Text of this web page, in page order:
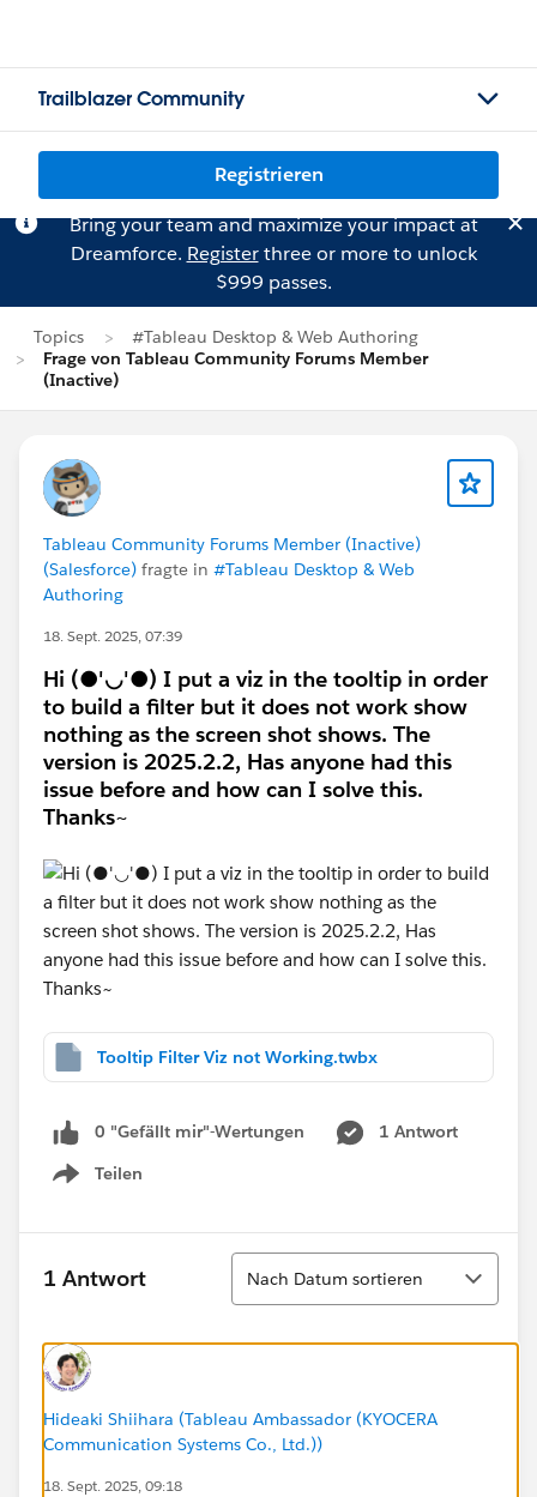
Trailblazer Community
Registrieren
Bring your team and maximize your impact at
Dreamforce. Registerthree or more to unlock
$999 passes.
Topics
#Tableau Desktop & Web Authoring
Frage von Tableau Community Forums Member
(Inactive)
Tableau Community Forums Member (Inactive)
(Salesforce) fragte in #Tableau Desktop & Web
Authoring
18. Sept. 2025, 07:39
Hi (●'◡'●) I put a viz in the tooltip in order
to build a filter but it does not work show
nothing as the screen shot shows.​ The
version is 2025.2.2, Has anyone had this
issue before and how can I solve this.
Thanks~
Tooltip Filter Viz not Working.twbx
0 "Gefällt mir"-Wertungen
1 Antwort
Teilen
Show menu
1 Antwort
Sortieren
Nach Datum sortieren
Hideaki Shiihara (Tableau Ambassador (KYOCERA
Communication Systems Co., Ltd.))
18. Sept. 2025, 09:18